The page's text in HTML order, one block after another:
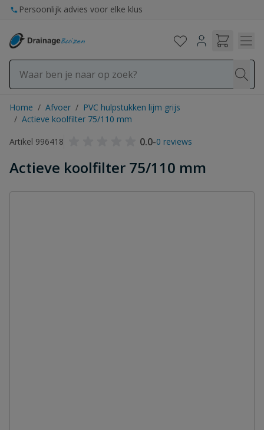
Ga naar de inhoud
Persoonlijk advies voor elke klus
Home / Afvoer / PVC hulpstukken lijm grijs
/ Actieve koolfilter 75/110 mm
Artikel 996418
0.0-0 reviews
Actieve koolfilter 75/110 mm